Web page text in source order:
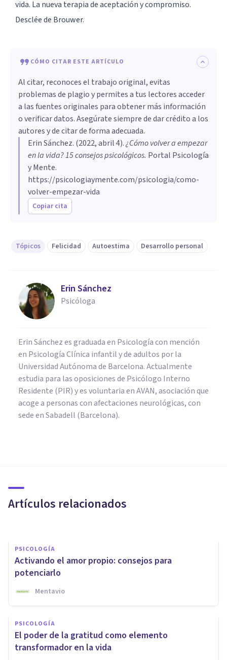
vida. La nueva terapia de aceptación y compromiso.
Desclée de Brouwer.
CÓMO CITAR ESTE ARTÍCULO
Al citar, reconoces el trabajo original, evitas
problemas de plagio y permites a tus lectores acceder
a las fuentes originales para obtener más información
o verificar datos. Asegúrate siempre de dar crédito a los
autores y de citar de forma adecuada.
Erin Sánchez. (2022, abril 4).¿Cómo volver a empezar
en la vida? 15 consejos psicológicos. Portal Psicología
y Mente.
https://psicologiaymente.com/psicologia/como-
volver-empezar-vida
Copiar cita
Tópicos Felicidad Autoestima Desarrollo personal
Erin Sánchez
Psicóloga
Erin Sánchez es graduada en Psicología con mención
en Psicología Clínica infantil y de adultos por la
Universidad Autónoma de Barcelona. Actualmente
estudia para las oposiciones de Psicólogo Interno
Residente (PIR) y es voluntaria en AVAN, asociación que
acoge a personas con afectaciones neurológicas, con
sede en Sabadell (Barcelona).
Artículos relacionados
vida (con optimismo)
PSICOLOGÍA
Activando el amor propio: consejos para
potenciarlo
Mentavio
PSICOLOGÍA
El poder de la gratitud como elemento
transformador en la vida
PSICOLOGÍA
La mejor formación en
Inteligencia Emocional para
psicólogos